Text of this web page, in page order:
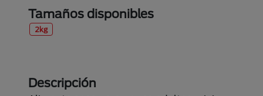
Tamaños disponibles
2kg
Descripción